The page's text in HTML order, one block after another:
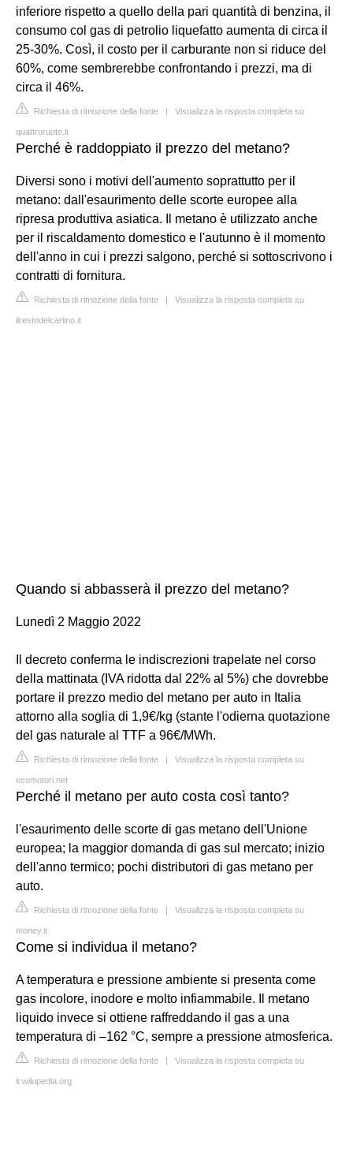
inferiore rispetto a quello della pari quantità di benzina, il
consumo col gas di petrolio liquefatto aumenta di circa il
25-30%. Così, il costo per il carburante non si riduce del
60%, come sembrerebbe confrontando i prezzi, ma di
circa il 46%.
Richiesta di rimozione della fonte | Visualizza la risposta completa su
quattroruote.it
Perché è raddoppiato il prezzo del metano?
Diversi sono i motivi dell'aumento soprattutto per il
metano: dall'esaurimento delle scorte europee alla
ripresa produttiva asiatica. Il metano è utilizzato anche
per il riscaldamento domestico e l'autunno è il momento
dell'anno in cui i prezzi salgono, perché si sottoscrivono i
contratti di fornitura.
Richiesta di rimozione della fonte | Visualizza la risposta completa su
ilrestodelcarlino.it
Quando si abbasserà il prezzo del metano?
Lunedì 2 Maggio 2022
Il decreto conferma le indiscrezioni trapelate nel corso
della mattinata (IVA ridotta dal 22% al 5%) che dovrebbe
portare il prezzo medio del metano per auto in Italia
attorno alla soglia di 1,9€/kg (stante l'odierna quotazione
del gas naturale al TTF a 96€/MWh.
Richiesta di rimozione della fonte | Visualizza la risposta completa su
ecomotori.net
Perché il metano per auto costa così tanto?
l'esaurimento delle scorte di gas metano dell'Unione
europea; la maggior domanda di gas sul mercato; inizio
dell'anno termico; pochi distributori di gas metano per
auto.
Richiesta di rimozione della fonte | Visualizza la risposta completa su
money.it
Come si individua il metano?
A temperatura e pressione ambiente si presenta come
gas incolore, inodore e molto infiammabile. Il metano
liquido invece si ottiene raffreddando il gas a una
temperatura di –162 °C, sempre a pressione atmosferica.
Richiesta di rimozione della fonte | Visualizza la risposta completa su
it.wikipedia.org